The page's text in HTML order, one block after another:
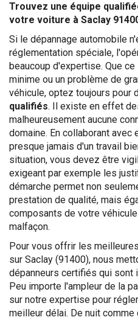
Trouvez une équipe
votre voiture à Saclay
Si le dépannage automobile
réglementation spéciale,
beaucoup d'expertise. Que
minime ou un problème de
véhicule, optez toujours pour
qualifiés. Il existe en effet
malheureusement aucune
domaine. En collaborant avec
presque jamais d'un travail
situation, vous devez être
exigeant par exemple les
démarche permet non
prestation de qualité, mais
composants de votre
malfaçon.
Pour vous offrir les
sur Saclay (91400), nous
dépanneurs certifiés qui sont
Peu importe l'ampleur de la
sur notre expertise pour
meilleur délai. De nuit